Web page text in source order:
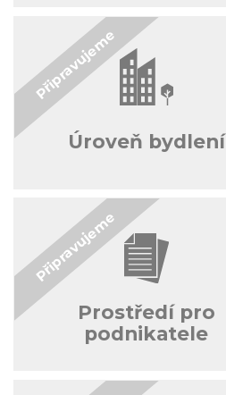
Úroveň bydlení
Prostředí pro
podnikatele